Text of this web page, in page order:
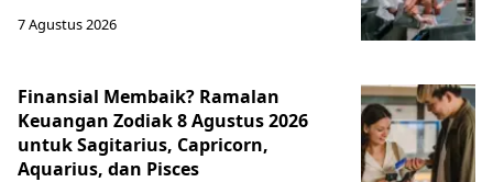
7 Agustus 2026
Finansial Membaik? Ramalan
Keuangan Zodiak 8 Agustus 2026
untuk Sagitarius, Capricorn,
Aquarius, dan Pisces